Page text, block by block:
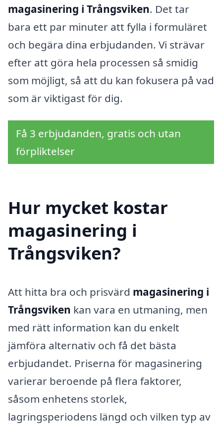
magasinering i Trångsviken. Det tar
bara ett par minuter att fylla i formuläret
och begära dina erbjudanden. Vi strävar
efter att göra hela processen så smidig
som möjligt, så att du kan fokusera på vad
som är viktigast för dig.
Få 3 erbjudanden, gratis och utan
förpliktelser
Hur mycket kostar
magasinering i
Trångsviken?
Att hitta bra och prisvärd magasinering i
Trångsviken kan vara en utmaning, men
med rätt information kan du enkelt
jämföra alternativ och få det bästa
erbjudandet. Priserna för magasinering
varierar beroende på flera faktorer,
såsom enhetens storlek,
lagringsperiodens längd och vilken typ av